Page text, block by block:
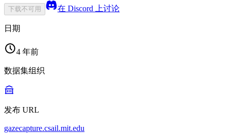
下载不可用 在 Discord 上讨论
日期
4 年前
数据集组织
发布 URL
gazecapture.csail.mit.edu